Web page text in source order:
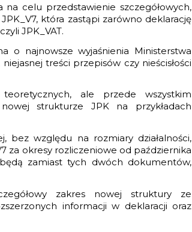
celu przedstawienie szczegółowych,
która zastąpi zarówno deklarację
JPK_VAT.
o najnowsze wyjaśnienia Ministerstwa
treści przepisów czy nieścisłości
ale przede wszystkim
strukturze JPK na przykładach
bez względu na rozmiary działalności,
za okresy rozliczeniowe od października
zamiast tych dwóch dokumentów,
zakres nowej struktury ze
informacji w deklaracji oraz